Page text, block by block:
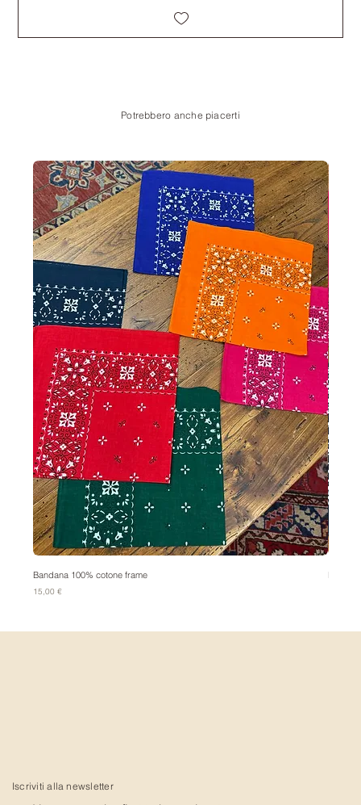
Potrebbero anche piacerti
Bandana 100% cotone frame
Prezzo
15,00 €
Iscriviti alla newsletter